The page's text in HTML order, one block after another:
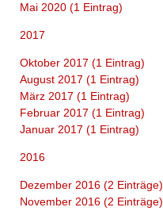
Mai 2020 (1 Eintrag)
2017
Oktober 2017 (1 Eintrag)
August 2017 (1 Eintrag)
März 2017 (1 Eintrag)
Februar 2017 (1 Eintrag)
Januar 2017 (1 Eintrag)
2016
Dezember 2016 (2 Einträge)
November 2016 (2 Einträge)